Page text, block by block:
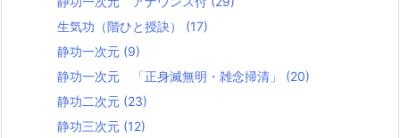
生気功（階ひと授訣） (17)
静功一次元 (9)
静功一次元 「正身滅無明・雑念掃清」 (20)
静功二次元 (23)
静功三次元 (12)